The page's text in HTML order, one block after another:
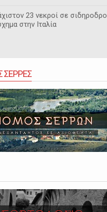
23 νεκροί σε
στην Ιταλία
ΣΕΡΡΕΣ